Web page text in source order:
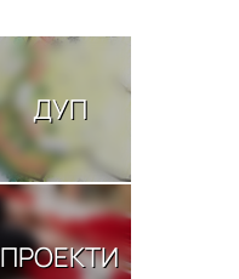
ДУП
ПРОЕКТИ